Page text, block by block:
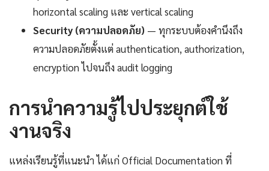
horizontal scaling และ vertical scaling
Security (ความปลอดภัย) — ทุกระบบต้องคำนึงถึง
ความปลอดภัยตั้งแต่ authentication, authorization,
encryption ไปจนถึง audit logging
การนำความรู้ไปประยุกต์ใช้
งานจริง
แหล่งเรียนรู้ที่แนะนำ ได้แก่ Official Documentation ที่